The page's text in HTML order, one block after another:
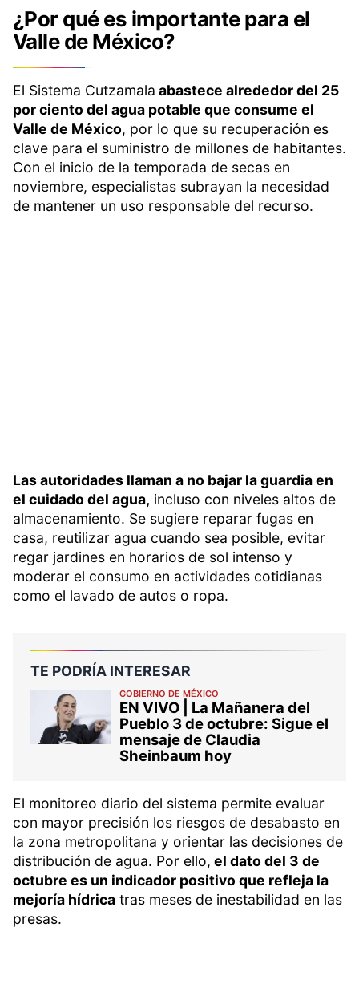
¿Por qué es importante para el
Valle de México?
El Sistema Cutzamala abastece alrededor del 25
por ciento del agua potable que consume el
Valle de México, por lo que su recuperación es
clave para el suministro de millones de habitantes.
Con el inicio de la temporada de secas en
noviembre, especialistas subrayan la necesidad
de mantener un uso responsable del recurso.
Las autoridades llaman a no bajar la guardia en
el cuidado del agua, incluso con niveles altos de
almacenamiento. Se sugiere reparar fugas en
casa, reutilizar agua cuando sea posible, evitar
regar jardines en horarios de sol intenso y
moderar el consumo en actividades cotidianas
como el lavado de autos o ropa.
TE PODRÍA INTERESAR
GOBIERNO DE MÉXICO
EN VIVO | La Mañanera del
Pueblo 3 de octubre: Sigue el
mensaje de Claudia
Sheinbaum hoy
El monitoreo diario del sistema permite evaluar
con mayor precisión los riesgos de desabasto en
la zona metropolitana y orientar las decisiones de
distribución de agua. Por ello, el dato del 3 de
octubre es un indicador positivo que refleja la
mejoría hídrica tras meses de inestabilidad en las
presas.